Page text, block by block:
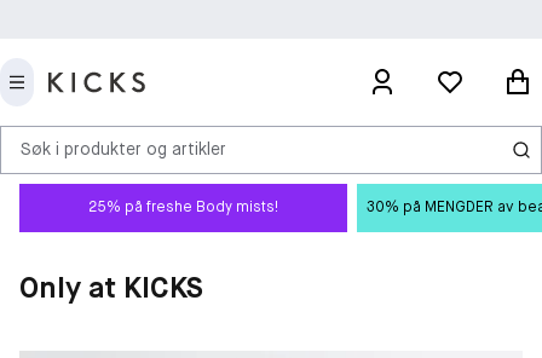
Søk i produkter og artikler
25% på freshe Body mists! 30% på MENGDER av
Only at KICKS